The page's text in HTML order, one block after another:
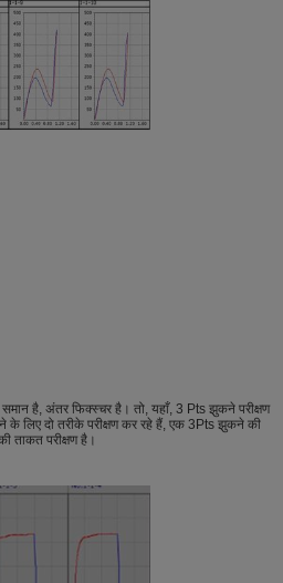
है, अंतर फिक्स्चर है। तो, यहाँ, 3 Pts झुकने परीक्षण
के लिए दो तरीके परीक्षण कर रहे हैं, एक 3Pts झुकने की
ताकत परीक्षण है।